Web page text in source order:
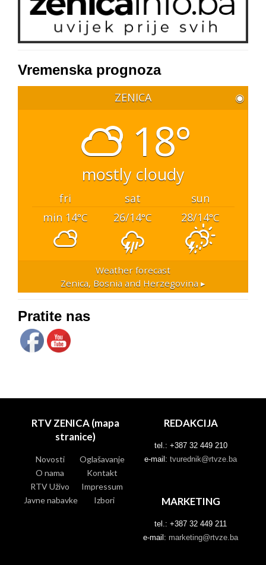
Vremenska prognoza
ZENICA ◉
18°
mostly cloudy
fri sat
sun
min 14°C 26/14°C 28/14°C
Weather forecast
Zenica, Bosnia and Herzegovina ▸
Pratite nas
RTV ZENICA (mapa
stranice)
Novosti
Oglašavanje
O nama
Kontakt
RTV Uživo
Impressum
Javne nabavke
Izbori
REDAKCIJA
tel.: +387 32 449 210
e-mail: tvurednik@rtvze.ba
MARKETING
tel.: +387 32 449 211
e-mail: marketing@rtvze.ba